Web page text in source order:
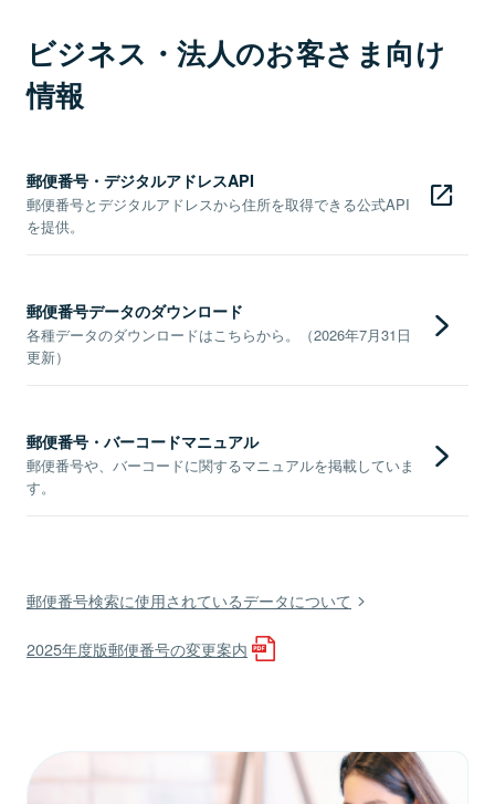
ビジネス・法人のお客さま向け
情報
郵便番号・デジタルアドレスAPI
郵便番号とデジタルアドレスから住所を取得できる公式API
を提供。
郵便番号データのダウンロード
各種データのダウンロードはこちらから。（2026年7月31日
更新）
郵便番号・バーコードマニュアル
郵便番号や、バーコードに関するマニュアルを掲載していま
す。
郵便番号検索に使用されているデータについて
2025年度版郵便番号の変更案内